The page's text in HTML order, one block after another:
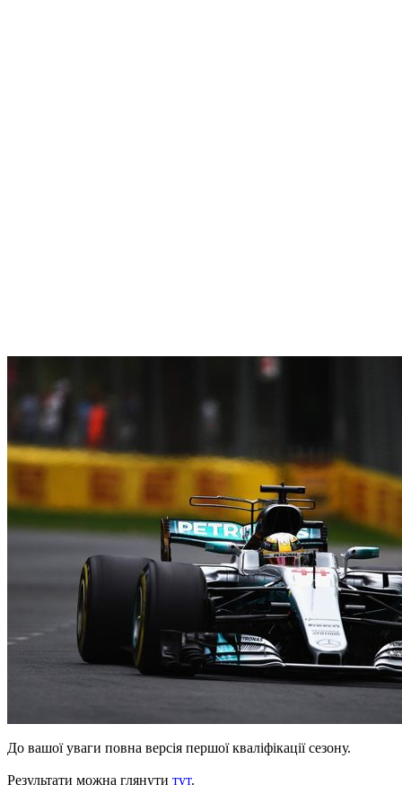
До вашої уваги повна версія першої кваліфікації сезону.
Результати можна глянути тут.